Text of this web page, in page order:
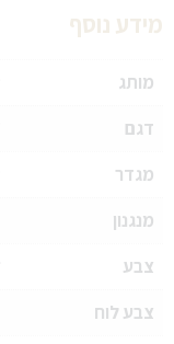
מידע נוסף
מותג
דגם
מגדר
מנגנון
צבע
צבע לוח